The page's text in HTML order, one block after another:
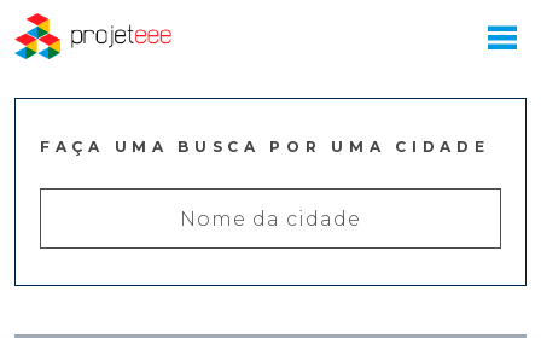
FAÇA UMA BUSCA POR UMA CIDADE